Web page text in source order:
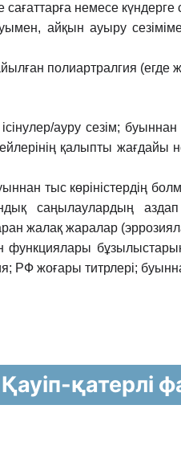
немесе
айқын ауыру
полиартралгия (егде
ауру сезім;
қалыпты жағдайы
тыс көріністердің
саңылаулардың
жалақ жаралар
функциялары
РФ жоғары титрлері;
Қауіп-қатерлі